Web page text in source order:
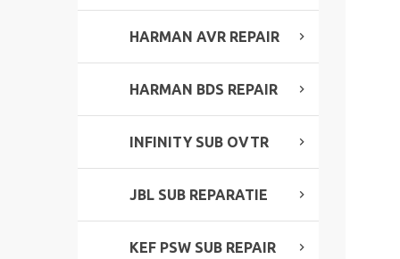
HARMAN AVR REPAIR
HARMAN BDS REPAIR
INFINITY SUB OVTR
JBL SUB REPARATIE
KEF PSW SUB REPAIR